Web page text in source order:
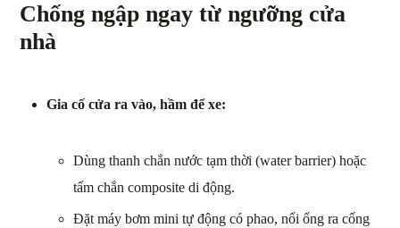
Chống ngập ngay từ ngưỡng cửa
nhà
Gia cố cửa ra vào, hầm để xe:
Dùng thanh chắn nước tạm thời (water barrier) hoặc
tấm chắn composite di động.
Đặt máy bơm mini tự động có phao, nối ống ra cống